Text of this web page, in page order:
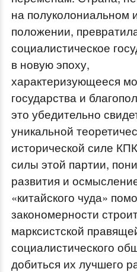
на полуколониальном
положении,
социалистическое
в новую эпоху,
характеризующееся
государства и
это убедительно
уникальной
исторической силе
силы этой партии,
развития и
«китайского чуда»
закономерности
марксистской
социалистического
добиться их лучшего